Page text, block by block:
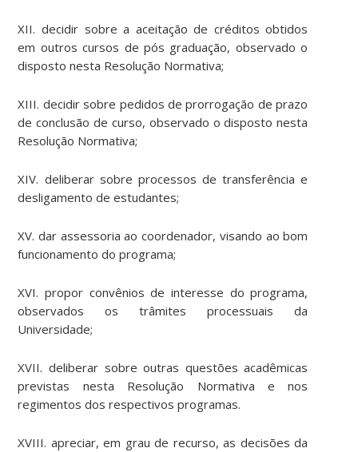
XII. decidir sobre a aceitação de créditos obtidos
em outros cursos de pós graduação, observado o
disposto nesta Resolução Normativa;
XIII. decidir sobre pedidos de prorrogação de prazo
de conclusão de curso, observado o disposto nesta
Resolução Normativa;
XIV. deliberar sobre processos de transferência e
desligamento de estudantes;
XV. dar assessoria ao coordenador, visando ao bom
funcionamento do programa;
XVI. propor convênios de interesse do programa,
observados os trâmites processuais da
Universidade;
XVII. deliberar sobre outras questões acadêmicas
previstas nesta Resolução Normativa e nos
regimentos dos respectivos programas.
XVIII. apreciar, em grau de recurso, as decisões da